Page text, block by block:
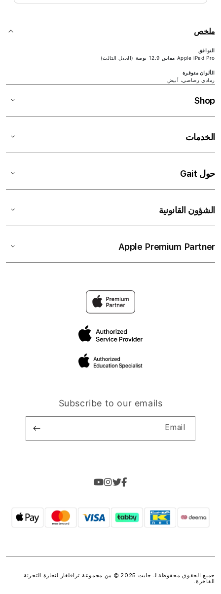
ملخص
التوافق
Apple iPad Pro مقاس 12.9 بوصة (الجيل الثالث)
الألوان متوفرة
رمادي رصاصي، أبيض
Shop
الخدمات
حول Gait
الشؤون القانونية
Apple Premium Partner
Subscribe to our emails
Email
جميع الحقوق محفوظة لـ جايت 2025 © من مجموعة
ترافلغار لتجارة التجزئة
الفاخرة.